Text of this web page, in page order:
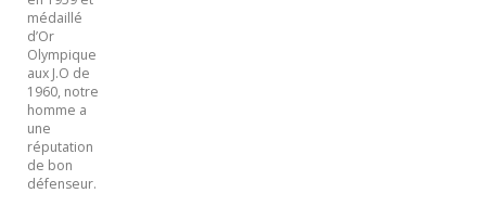
médaillé
d’Or
Olympique
aux J.O de
1960, notre
homme a
une
réputation
de bon
défenseur.